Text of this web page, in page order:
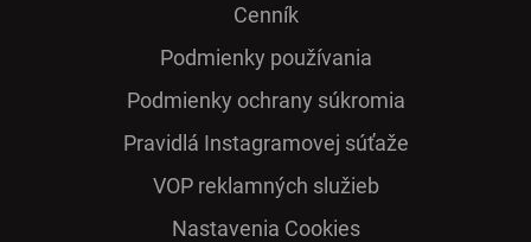
Cenník
Podmienky používania
Podmienky ochrany súkromia
Pra­vidlá Ins­ta­gra­mo­vej sú­ťaže
VOP reklamných služieb
Nastavenia Cookies